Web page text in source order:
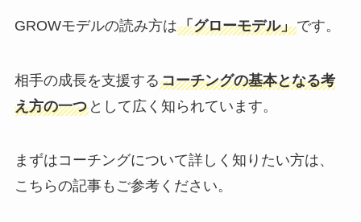
GROWモデルの読み方は「グローモデル」です。
相手の成長を支援するコーチングの基本となる考
え方の一つとして広く知られています。
まずはコーチングについて詳しく知りたい方は、
こちらの記事もご参考ください。